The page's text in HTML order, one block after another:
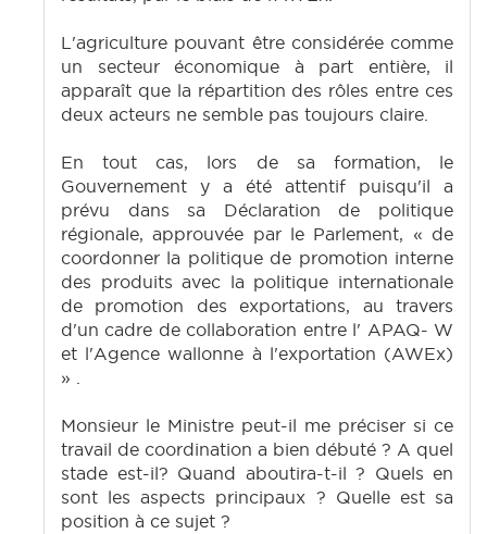
L'agriculture pouvant être considérée comme
un secteur économique à part entière, il
apparaît que la répartition des rôles entre ces
deux acteurs ne semble pas toujours claire.
En tout cas, lors de sa formation, le
Gouvernement y a été attentif puisqu'il a
prévu dans sa Déclaration de politique
régionale, approuvée par le Parlement, « de
coordonner la politique de promotion interne
des produits avec la politique internationale
de promotion des exportations, au travers
d'un cadre de collaboration entre l' APAQ- W
et l'Agence wallonne à l'exportation (AWEx)
» .
Monsieur le Ministre peut-il me préciser si ce
travail de coordination a bien débuté ? A quel
stade est-il? Quand aboutira-t-il ? Quels en
sont les aspects principaux ? Quelle est sa
position à ce sujet ?